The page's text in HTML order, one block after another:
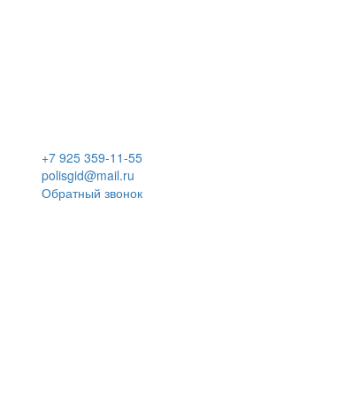
+7 925 359-11-55
polisgid@mail.ru
Обратный звонок